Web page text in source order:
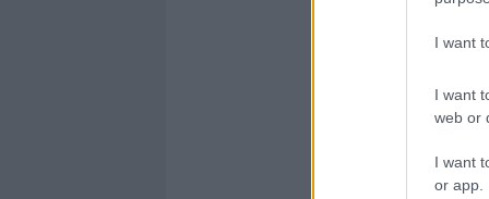
I want
I want
web or
I want
or app.